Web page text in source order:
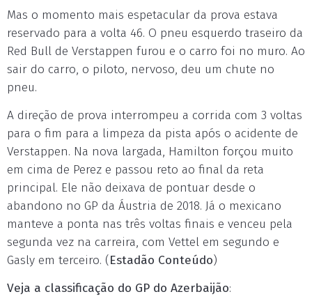
Mas o momento mais espetacular da prova estava
reservado para a volta 46. O pneu esquerdo traseiro da
Red Bull de Verstappen furou e o carro foi no muro. Ao
sair do carro, o piloto, nervoso, deu um chute no
pneu.
A direção de prova interrompeu a corrida com 3 voltas
para o fim para a limpeza da pista após o acidente de
Verstappen. Na nova largada, Hamilton forçou muito
em cima de Perez e passou reto ao final da reta
principal. Ele não deixava de pontuar desde o
abandono no GP da Áustria de 2018. Já o mexicano
manteve a ponta nas três voltas finais e venceu pela
segunda vez na carreira, com Vettel em segundo e
Gasly em terceiro. (Estadão Conteúdo)
Veja a classificação do GP do Azerbaijão: